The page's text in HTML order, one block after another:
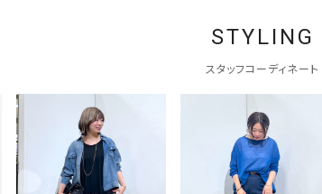
STYLING
スタッフコーディネート